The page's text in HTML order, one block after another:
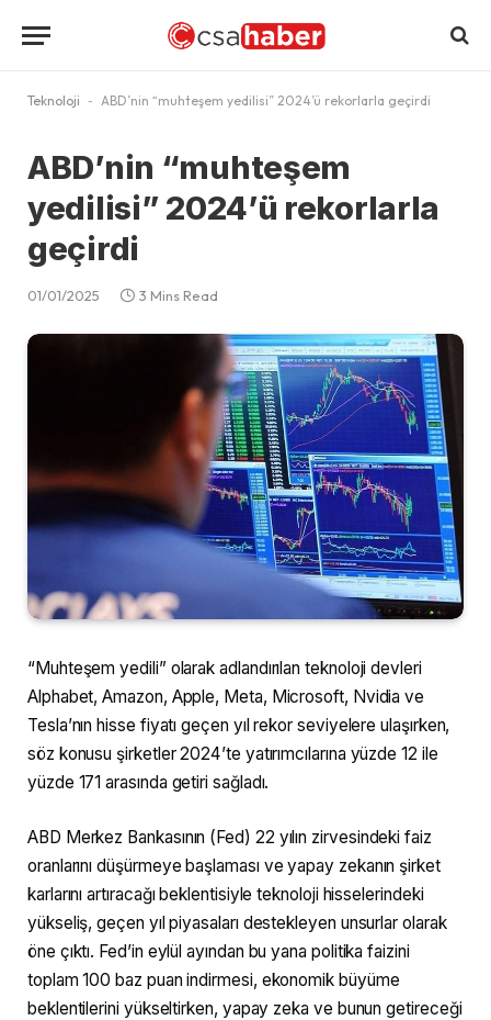
Teknoloji - ABD’nin “muhteşem yedilisi” 2024’ü rekorlarla geçirdi
ABD’nin “muhteşem
yedilisi” 2024’ü rekorlarla
geçirdi
01/01/2025 3 Mins Read
“Muhteşem yedili” olarak adlandırılan teknoloji devleri
Alphabet, Amazon, Apple, Meta, Microsoft, Nvidia ve
Tesla’nın hisse fiyatı geçen yıl rekor seviyelere ulaşırken,
söz konusu şirketler 2024’te yatırımcılarına yüzde 12 ile
yüzde 171 arasında getiri sağladı.
ABD Merkez Bankasının (Fed) 22 yılın zirvesindeki faiz
oranlarını düşürmeye başlaması ve yapay zekanın şirket
karlarını artıracağı beklentisiyle teknoloji hisselerindeki
yükseliş, geçen yıl piyasaları destekleyen unsurlar olarak
öne çıktı. Fed’in eylül ayından bu yana politika faizini
toplam 100 baz puan indirmesi, ekonomik büyüme
beklentilerini yükseltirken, yapay zeka ve bunun getireceği